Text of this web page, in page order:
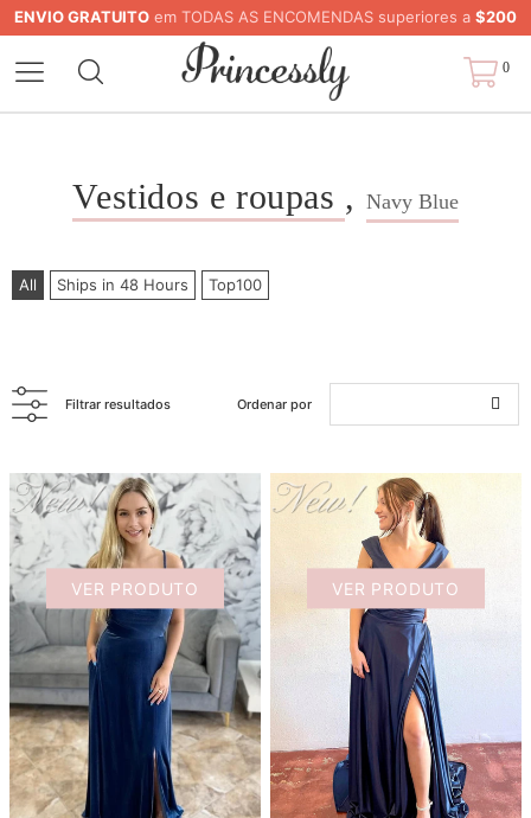
ENVIO GRATUITO em TODAS AS ENCOMENDAS superiores a $200
0
Vestidos e roupas , Navy Blue
All Ships in 48 Hours Top100
Filtrar resultados Ordenar por
VER PRODUTO VER PRODUTO